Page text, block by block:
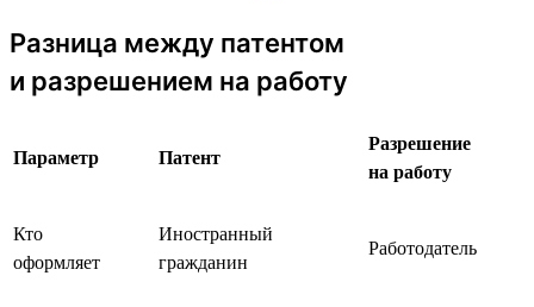
Разница между патентом
и разрешением на работу
Параметр Патент
Разрешение
на работу
Кто
оформляет
Иностранный
гражданин
Работодатель